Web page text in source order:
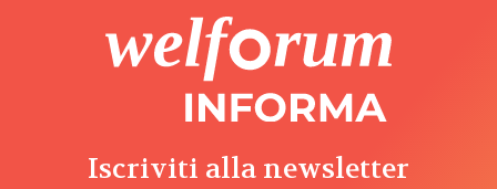
Iscriviti alla newsletter